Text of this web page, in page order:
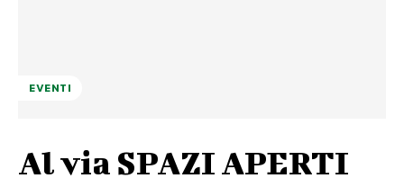
EVENTI
Al via SPAZI APERTI